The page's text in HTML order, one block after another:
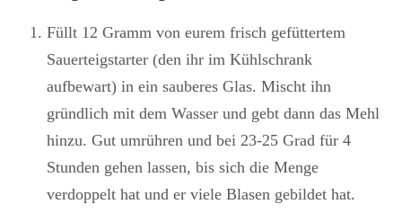
Füllt 12 Gramm von eurem frisch gefüttertem
Sauerteigstarter (den ihr im Kühlschrank
aufbewart) in ein sauberes Glas. Mischt ihn
gründlich mit dem Wasser und gebt dann das Mehl
hinzu. Gut umrühren und bei 23-25 Grad für 4
Stunden gehen lassen, bis sich die Menge
verdoppelt hat und er viele Blasen gebildet hat.